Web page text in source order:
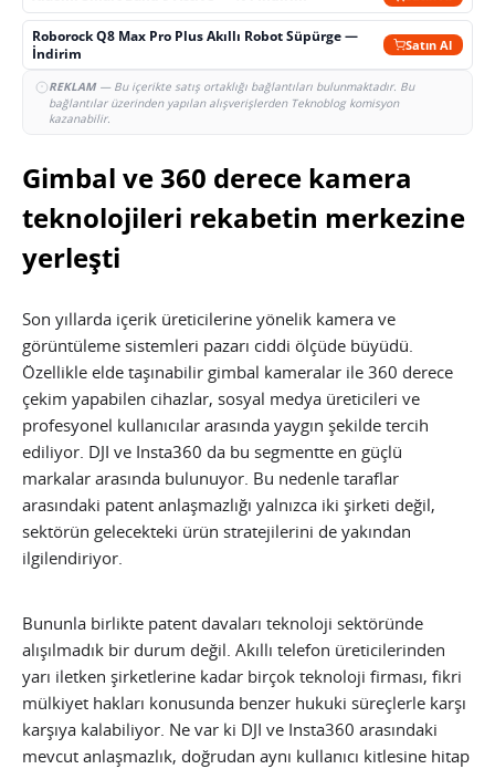
Roborock Q8 Max Pro Plus Akıllı Robot Süpürge —
İndirim
Satın Al
REKLAM— Bu içerikte satış ortaklığı bağlantıları bulunmaktadır. Bu
bağlantılar üzerinden yapılan alışverişlerden Teknoblog komisyon
kazanabilir.
Gimbal ve 360 derece kamera
teknolojileri rekabetin merkezine
yerleşti
Son yıllarda içerik üreticilerine yönelik kamera ve
görüntüleme sistemleri pazarı ciddi ölçüde büyüdü.
Özellikle elde taşınabilir gimbal kameralar ile 360 derece
çekim yapabilen cihazlar, sosyal medya üreticileri ve
profesyonel kullanıcılar arasında yaygın şekilde tercih
ediliyor. DJI ve Insta360 da bu segmentte en güçlü
markalar arasında bulunuyor. Bu nedenle taraflar
arasındaki patent anlaşmazlığı yalnızca iki şirketi değil,
sektörün gelecekteki ürün stratejilerini de yakından
ilgilendiriyor.
Bununla birlikte patent davaları teknoloji sektöründe
alışılmadık bir durum değil. Akıllı telefon üreticilerinden
yarı iletken şirketlerine kadar birçok teknoloji firması, fikri
mülkiyet hakları konusunda benzer hukuki süreçlerle karşı
karşıya kalabiliyor. Ne var ki DJI ve Insta360 arasındaki
mevcut anlaşmazlık, doğrudan aynı kullanıcı kitlesine hitap